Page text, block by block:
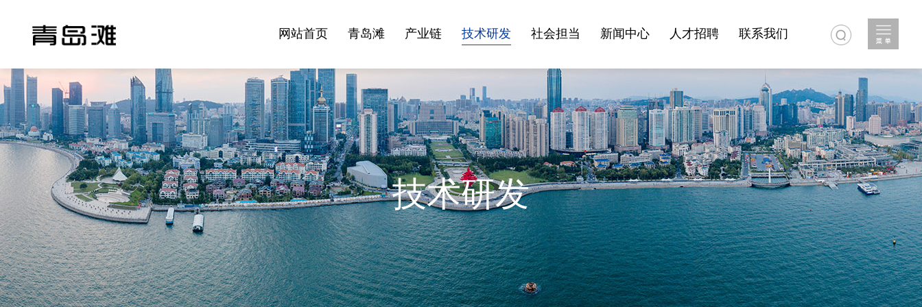
网站首页 青岛滩
海上喷泉 青岛滩文化旅游研究院 正杰环境工程
产业链
海上喷泉 喷泉媒体 滩棒棒 正杰憩园 青岛滩文化馆 青岛滩创客营 投资业务 海水淡化
技术研发
发明专利 技术团队
社会担当
敬拜毛主席 感恩小平 大虾事件
新闻中心
媒体报道
人才招聘
人才理念 招聘岗位
联系我们
技术研发